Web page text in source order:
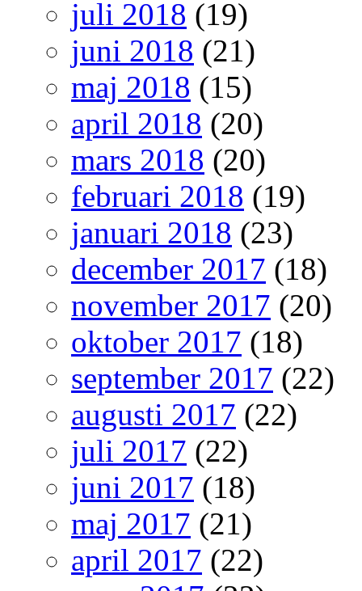
juli 2018 (19)
juni 2018 (21)
maj 2018 (15)
april 2018 (20)
mars 2018 (20)
februari 2018 (19)
januari 2018 (23)
december 2017 (18)
november 2017 (20)
oktober 2017 (18)
september 2017 (22)
augusti 2017 (22)
juli 2017 (22)
juni 2017 (18)
maj 2017 (21)
april 2017 (22)